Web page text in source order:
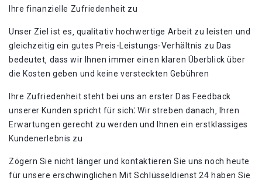
Ihre finanzielle Zufriedenheit zu
Unser Ziel ist es‚ qualitativ hochwertige Arbeit zu leisten und
gleichzeitig ein gutes Preis-Leistungs-Verhältnis zu Das
bedeutet‚ dass wir Ihnen immer einen klaren Überblick über
die Kosten geben und keine versteckten Gebühren
Ihre Zufriedenheit steht bei uns an erster Das Feedback
unserer Kunden spricht für sich⁚ Wir streben danach‚ Ihren
Erwartungen gerecht zu werden und Ihnen ein erstklassiges
Kundenerlebnis zu
Zögern Sie nicht länger und kontaktieren Sie uns noch heute
für unsere erschwinglichen Mit Schlüsseldienst 24 haben Sie